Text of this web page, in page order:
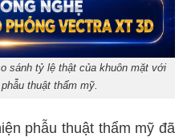
sánh tỷ lệ thật của khuôn mặt với
thuật thẩm mỹ.
phẫu thuật thẩm mỹ đã